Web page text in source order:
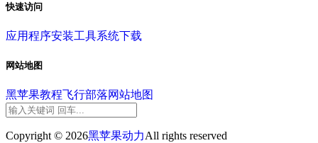
快速访问
应用程序安装工具系统下载
网站地图
黑苹果教程飞行部落网站地图
Copyright © 2026黑苹果动力All rights reserved